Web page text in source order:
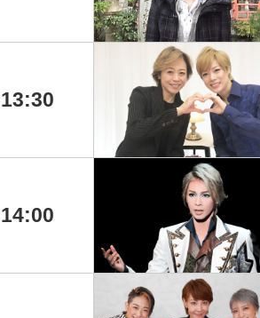
13:30
14:00